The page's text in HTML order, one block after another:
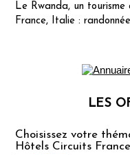
Le Rwanda, un
France, Italie :
LES
Choisissez votre
Hôtels Circuits France